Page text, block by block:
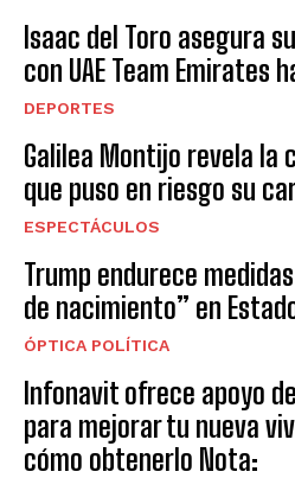
Isaac del Toro asegura
con UAE Team Emirates
DEPORTES
Galilea Montijo revela la
que puso en riesgo su
ESPECTÁCULOS
Trump endurece
de nacimiento” en
ÓPTICA POLÍTICA
Infonavit ofrece apoyo
para mejorar tu nueva
cómo obtenerlo Nota: